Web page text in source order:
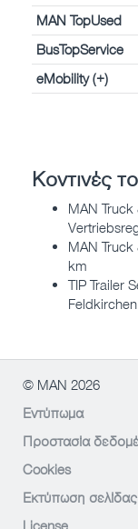
MAN TopUsed
BusTopService
eMobility (+)
Κοντινές
MAN
MAN
km
TIP Trailer
© MAN 2026
Εντύπωμα
Προστασία
Cookies
Εκτύπωση σελίδας
License